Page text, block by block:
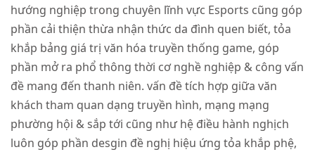
hướng nghiệp trong chuyên lĩnh vực Esports cũng góp
phần cải thiện thừa nhận thức da đình quen biết, tỏa
khắp bảng giá trị văn hóa truyền thống game, góp
phần mở ra phổ thông thời cơ nghề nghiệp & công vấn
đề mang đến thanh niên. vấn đề tích hợp giữa văn
khách tham quan dạng truyền hình, mạng mạng
phường hội & sắp tới cũng như hệ điều hành nghịch
luôn góp phần desgin đề nghị hiệu ứng tỏa khắp phệ,